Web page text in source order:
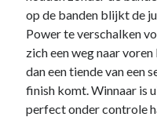
op de banden blijkt de
Power te verschalken
zich een weg naar
dan een tiende van een
finish komt. Winnaar is
perfect onder controle